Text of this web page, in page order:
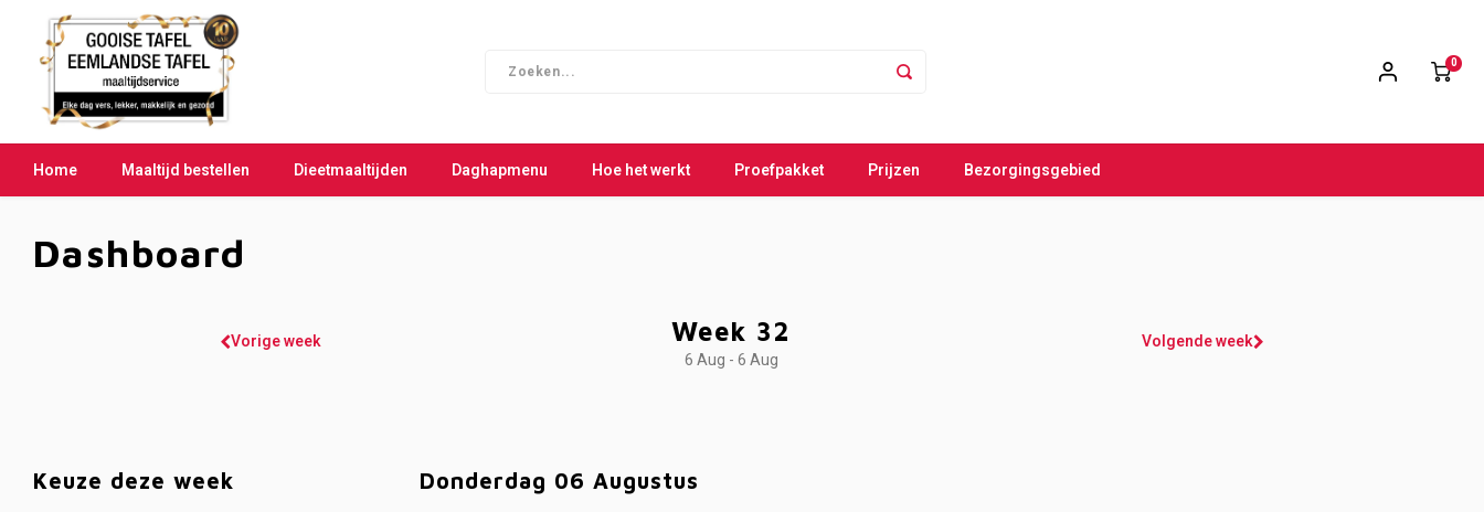
0
Home Maaltijd bestellen Dieetmaaltijden Daghapmenu Hoe het werkt Proefpakket Prijzen Bezorgingsgebied
Dashboard
Vorige week Week 32
6 Aug - 6 Aug
Volgende week
Keuze deze week Donderdag 06 Augustus